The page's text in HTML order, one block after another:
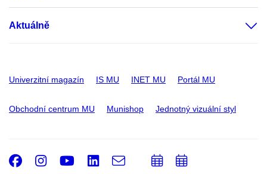
Aktuálně
Univerzitní magazín IS MU INET MU Portál MU
Obchodní centrum MU Munishop Jednotný vizuální styl
Facebook
Instagram
Youtube
LinkedIn
e-
PřidatPřidat